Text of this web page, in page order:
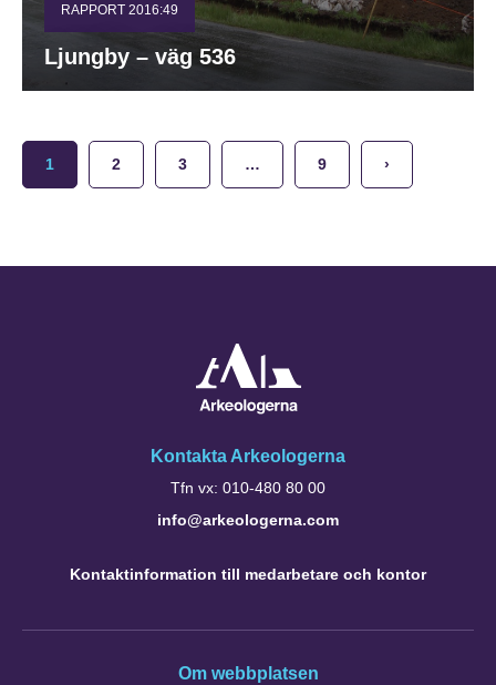
RAPPORT 2016:49
Ljungby – väg 536
1 2 3 … 9 ›
Kontakta Arkeologerna
Tfn vx: 010-480 80 00
info@arkeologerna.com
Kontaktinformation till medarbetare och kontor
Om webbplatsen